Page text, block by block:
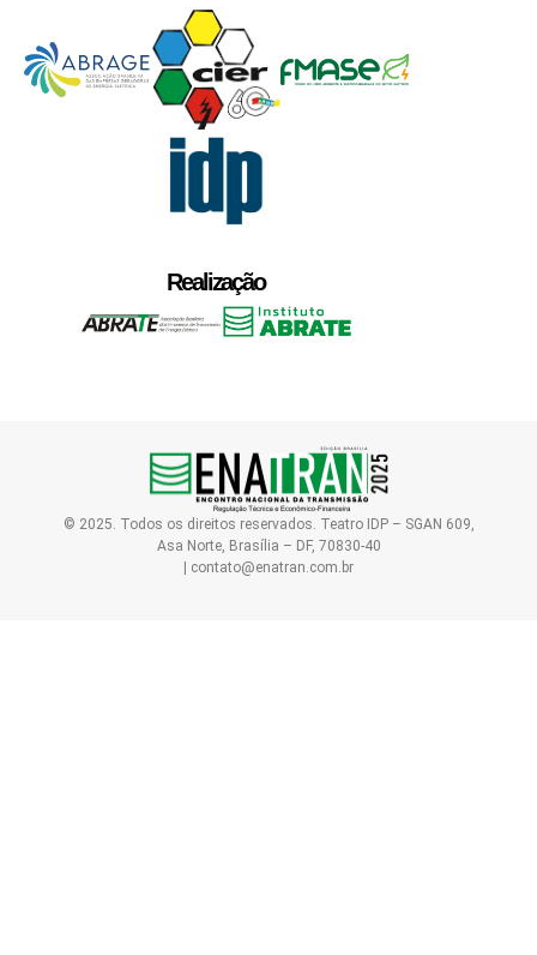
Realização
© 2025. Todos os direitos reservados. Teatro IDP – SGAN 609,
Asa Norte, Brasília – DF, 70830-40
| contato@enatran.com.br